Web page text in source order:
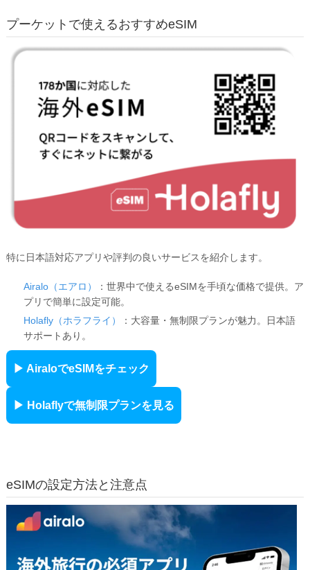
プーケットで使えるおすすめeSIM
特に日本語対応アプリや評判の良いサービスを紹介します。
Airalo（エアロ）
：世界中で使えるeSIMを手頃な価格で提供。ア
プリで簡単に設定可能。
Holafly（ホラフライ）
：大容量・無制限プランが魅力。日本語
サポートあり。
▶ AiraloでeSIMをチェック
▶ Holaflyで無制限プランを見る
eSIMの設定方法と注意点